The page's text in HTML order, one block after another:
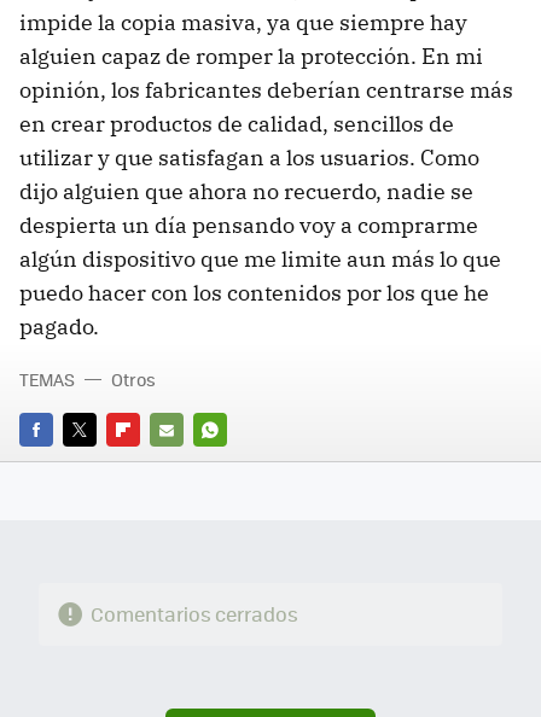
impide la copia masiva, ya que siempre hay
alguien capaz de romper la protección. En mi
opinión, los fabricantes deberían centrarse más
en crear productos de calidad, sencillos de
utilizar y que satisfagan a los usuarios. Como
dijo alguien que ahora no recuerdo, nadie se
despierta un día pensando voy a comprarme
algún dispositivo que me limite aun más lo que
puedo hacer con los contenidos por los que he
pagado.
FACEBOOK
TWITTERFLIPBOARD
E-
WHATSAPP
TEMAS Otros
Comentarios cerrados